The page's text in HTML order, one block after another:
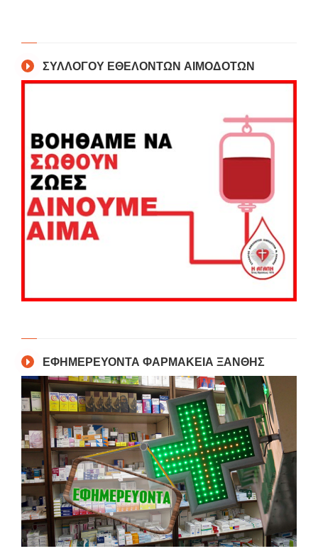
ΣΥΛΛΟΓΟΥ ΕΘΕΛΟΝΤΩΝ ΑΙΜΟΔΟΤΩΝ
ΕΦΗΜΕΡΕΥΟΝΤΑ ΦΑΡΜΑΚΕΙΑ ΞΑΝΘΗΣ